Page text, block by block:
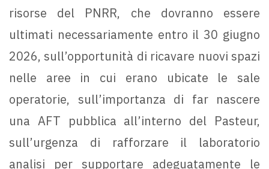
risorse del PNRR, che dovranno essere
ultimati necessariamente entro il 30 giugno
2026, sull’opportunità di ricavare nuovi spazi
nelle aree in cui erano ubicate le sale
operatorie, sull’importanza di far nascere
una AFT pubblica all’interno del Pasteur,
sull’urgenza di rafforzare il laboratorio
analisi per supportare adeguatamente le